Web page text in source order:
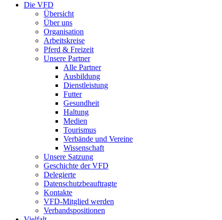
Die VFD
Übersicht
Über uns
Organisation
Arbeitskreise
Pferd & Freizeit
Unsere Partner
Alle Partner
Ausbildung
Dienstleistung
Futter
Gesundheit
Haltung
Medien
Tourismus
Verbände und Vereine
Wissenschaft
Unsere Satzung
Geschichte der VFD
Delegierte
Datenschutzbeauftragte
Kontakte
VFD-Mitglied werden
Verbandspositionen